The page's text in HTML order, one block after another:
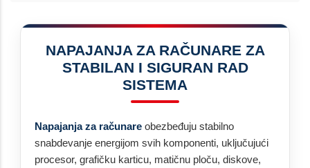
NAPAJANJA ZA RAČUNARE ZA
STABILAN I SIGURAN RAD
SISTEMA
Napajanja za računare obezbeđuju stabilno
snabdevanje energijom svih komponenti, uključujući
procesor, grafičku karticu, matičnu ploču, diskove,